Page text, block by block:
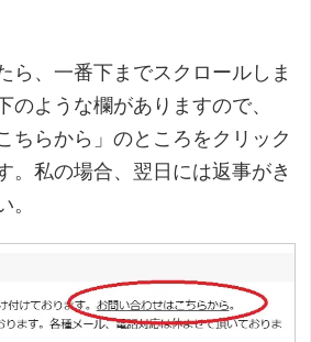
ら、一番下までスクロールしま
のような欄がありますので、
ちらから」のところをクリック
。私の場合、翌日には返事がき
。